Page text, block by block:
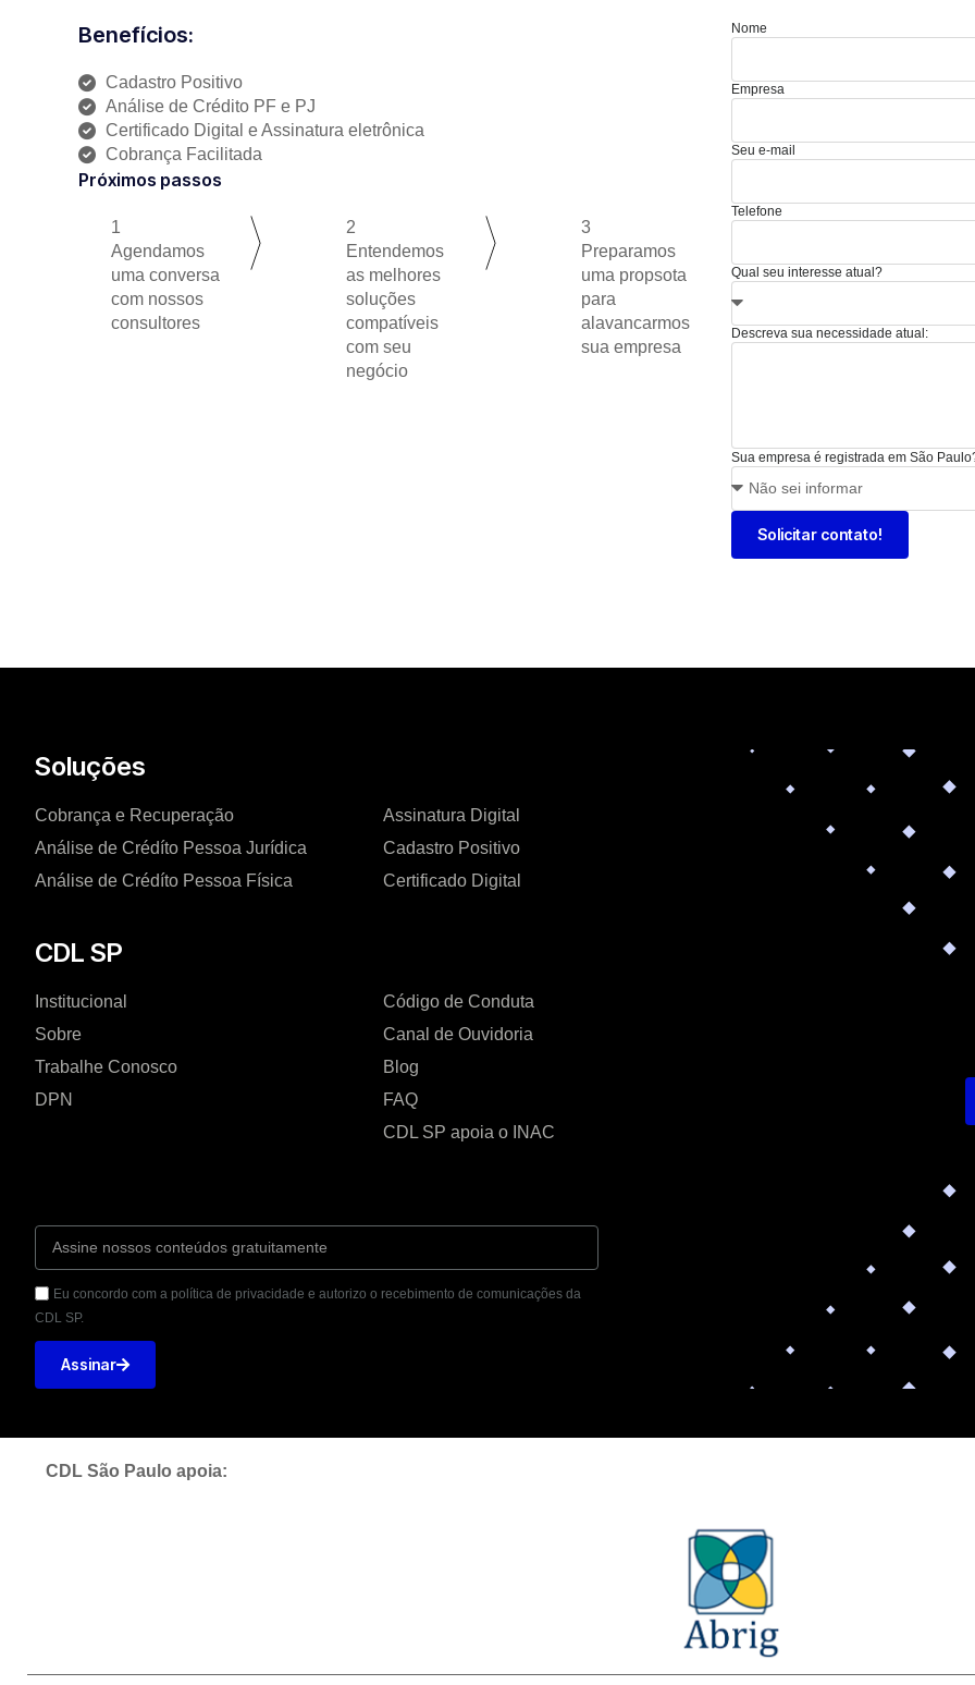
Benefícios:
Cadastro Positivo
Análise de Crédito PF e PJ
Certificado Digital e Assinatura eletrônica
Cobrança Facilitada
Próximos passos
1
Agendamos
uma conversa
com nossos
consultores
2
Entendemos
as melhores
soluções
compatíveis
com seu
negócio
3
Preparamos
uma propsota
para
alavancarmos
sua empresa
Nome
Empresa
Seu e-mail
Telefone
Qual seu interesse atual?
Descreva sua necessidade atual:
Sua empresa é registrada em São
Solicitar contato!
Soluções
Cobrança e Recuperação
Análise de Crédíto Pessoa Jurídica
Análise de Crédíto Pessoa Física
Assinatura Digital
Cadastro Positivo
Certificado Digital
CDL SP
Institucional
Sobre
Trabalhe Conosco
DPN
Código de Conduta
Canal de Ouvidoria
Blog
FAQ
CDL SP apoia o INAC
Eu concordo com a política de privacidade e autorizo o recebimento de comunicações da
CDL SP.
Assinar
CDL São Paulo apoia: